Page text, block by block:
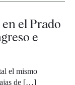
el Prado
e
el mismo
de […]